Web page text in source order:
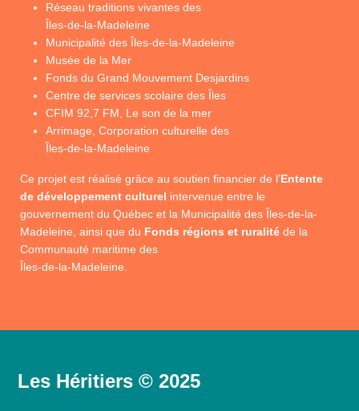
Réseau traditions vivantes des
Îles-de-la-Madeleine
Municipalité des Îles-de-la-Madeleine
Musée de la Mer
Fonds du Grand Mouvement Desjardins
Centre de services scolaire des Îles
CFIM 92,7 FM, Le son de la mer
Arrimage, Corporation culturelle des
Îles-de-la-Madeleine
Ce projet est réalisé grâce au soutien financier de l’Entente
de développement culturel intervenue entre le
gouvernement du Québec et la Municipalité des Îles-de-la-
Madeleine, ainsi que du Fonds régions et ruralité de la
Communauté maritime des
Îles-de-la-Madeleine.
Les Héritiers © 2025